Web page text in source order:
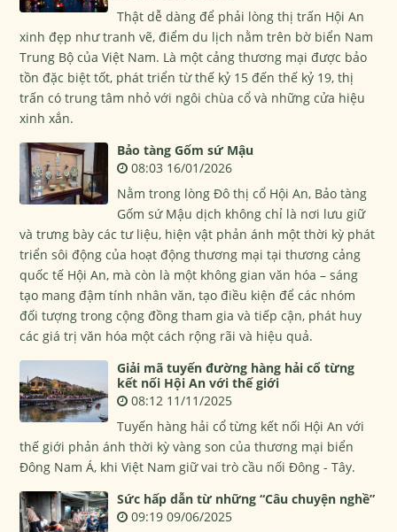
Thật dễ dàng để phải lòng thị trấn Hội An
xinh đẹp như tranh vẽ, điểm du lịch nằm trên bờ biển Nam
Trung Bộ của Việt Nam. Là một cảng thương mại được bảo
tồn đặc biệt tốt, phát triển từ thế kỷ 15 đến thế kỷ 19, thị
trấn có trung tâm nhỏ với ngôi chùa cổ và những cửa hiệu
xinh xắn.
Bảo tàng Gốm sứ Mậu
08:03 16/01/2026
Nằm trong lòng Đô thị cổ Hội An, Bảo tàng
Gốm sứ Mậu dịch không chỉ là nơi lưu giữ
và trưng bày các tư liệu, hiện vật phản ánh một thời kỳ phát
triển sôi động của hoạt động thương mại tại thương cảng
quốc tế Hội An, mà còn là một không gian văn hóa – sáng
tạo mang đậm tính nhân văn, tạo điều kiện để các nhóm
đối tượng trong cộng đồng tham gia và tiếp cận, phát huy
các giá trị văn hóa một cách rộng rãi và hiệu quả.
Giải mã tuyến đường hàng hải cổ từng
kết nối Hội An với thế giới
08:12 11/11/2025
Tuyến hàng hải cổ từng kết nối Hội An với
thế giới phản ánh thời kỳ vàng son của thương mại biển
Đông Nam Á, khi Việt Nam giữ vai trò cầu nối Đông - Tây.
Sức hấp dẫn từ những “Câu chuyện nghề”
09:19 09/06/2025